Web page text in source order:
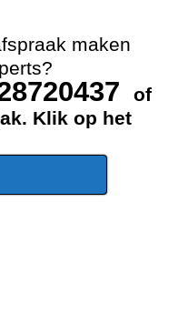
maken
of
Klik op het